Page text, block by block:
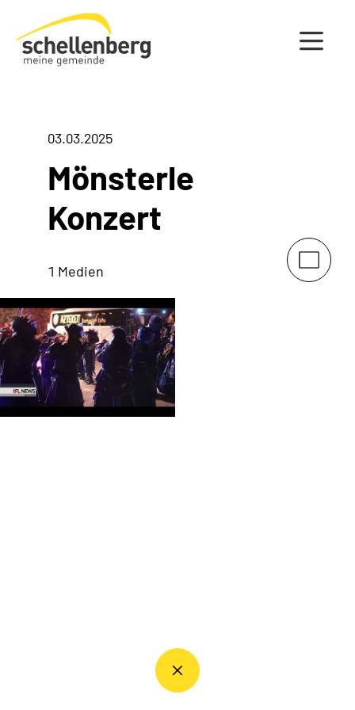
Gemeinde Schellenberg Startseite
03.03.2025
Mönsterle
Konzert
1 Medien